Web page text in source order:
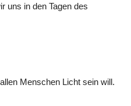
uns in den Tagen des
Menschen Licht sein will.